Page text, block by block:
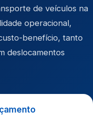
de veículos na
operacional,
benefício, tanto
deslocamentos